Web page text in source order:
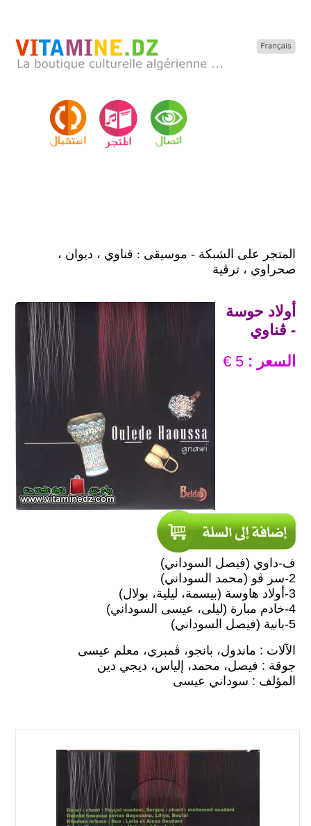
المتجر على الشبكة - موسيقى : قناوي ، ديوان ،
صحراوي ، ترڨية
أولاد حوسة
- ڨناوي
السعر : 5 €
ف-داوي (فيصل السوداني)
2-سر ڨو (محمد السوداني)
3-أولاد هاوسة (بيسمة، ليلية، بولال)
4-خادم مبارة (ليلى، عيسى السوداني)
5-بانية (فيصل السوداني)
الآلات : ماندول، بانجو، ڨمبري، معلم عيسى
جوقة : فيصل، محمد، إلياس، ديجي دين
المؤلف : سوداني عيسى